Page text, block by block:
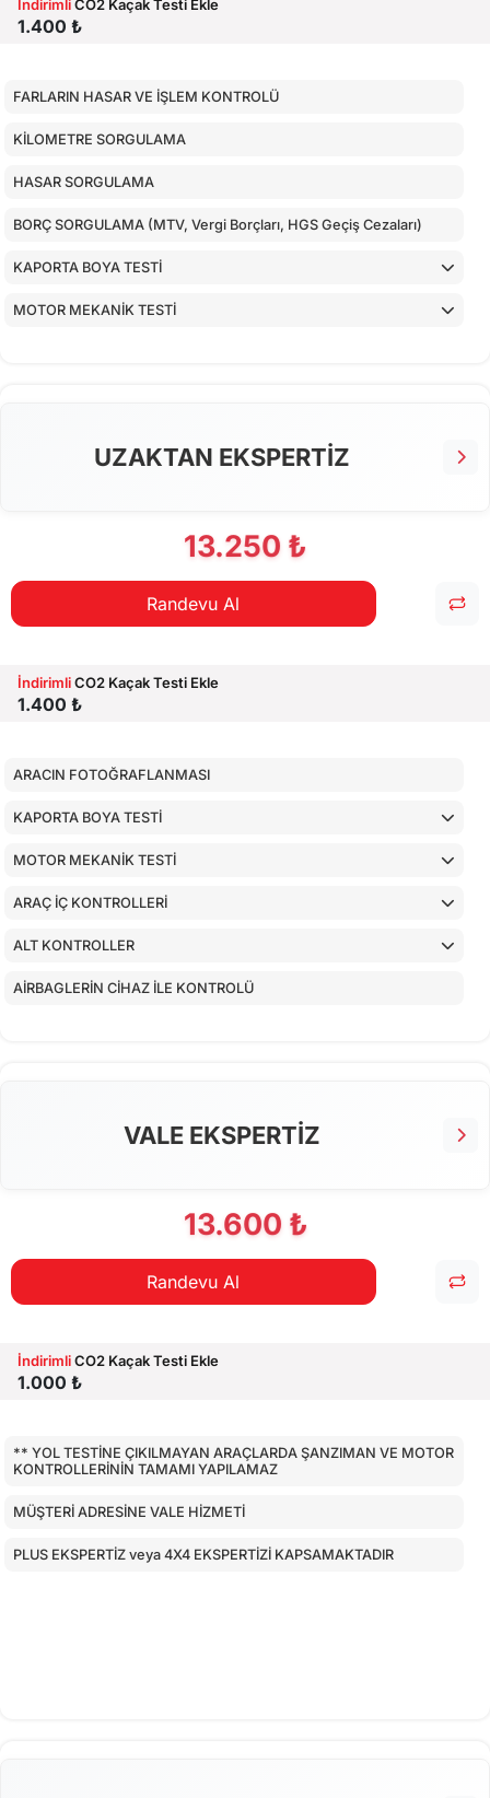
İndirimliCO2 Kaçak Testi Ekle
1.400 ₺
FARLARIN HASAR VE İŞLEM KONTROLÜ
KİLOMETRE SORGULAMA
HASAR SORGULAMA
BORÇ SORGULAMA (MTV, Vergi Borçları, HGS Geçiş Cezaları)
KAPORTA BOYA TESTİ
MOTOR MEKANİK TESTİ
UZAKTAN EKSPERTİZ
13.250 ₺
Randevu Al
İndirimliCO2 Kaçak Testi Ekle
1.400 ₺
ARACIN FOTOĞRAFLANMASI
KAPORTA BOYA TESTİ
MOTOR MEKANİK TESTİ
ARAÇ İÇ KONTROLLERİ
ALT KONTROLLER
AİRBAGLERİN CİHAZ İLE KONTROLÜ
VALE EKSPERTİZ
13.600 ₺
Randevu Al
İndirimliCO2 Kaçak Testi Ekle
1.000 ₺
** YOL TESTİNE ÇIKILMAYAN ARAÇLARDA ŞANZIMAN VE MOTOR
KONTROLLERİNİN TAMAMI YAPILAMAZ
MÜŞTERİ ADRESİNE VALE HİZMETİ
PLUS EKSPERTİZ veya 4X4 EKSPERTİZİ KAPSAMAKTADIR